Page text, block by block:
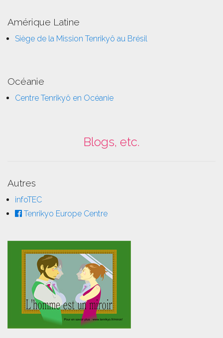
Amérique Latine
Siège de la Mission Tenrikyô au Brésil
Océanie
Centre Tenrikyô en Océanie
Blogs, etc.
Autres
infoTEC
Tenrikyo Europe Centre